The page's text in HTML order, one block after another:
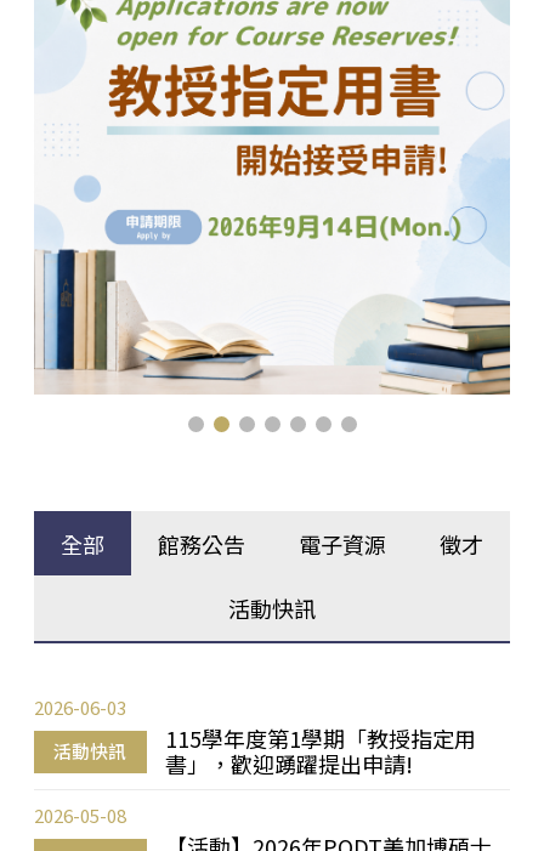
全部 館務公告 電子資源 徵才
活動快訊
活動快訊
115學年度第1學期「教授指定用
書」，歡迎踴躍提出申請!
2026-06-03
2026-05-08